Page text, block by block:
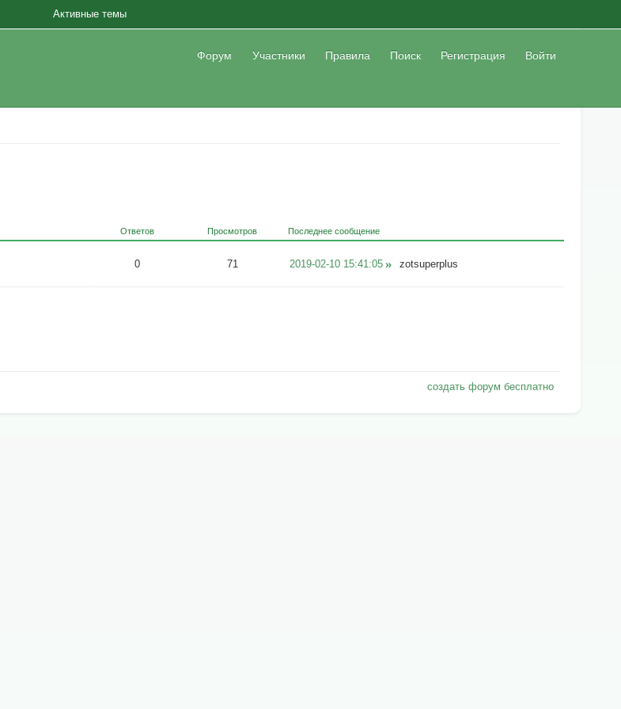
Форум Участники Правила Поиск Регистрация Войти
Активные темы
Ответов Просмотров Последнее сообщение
0 71 2019-02-10 15:41:05 zotsuperplus
создать форум бесплатно